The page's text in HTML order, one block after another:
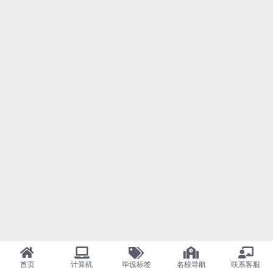
首页 计算机 毕设标签 名校导航 联系客服